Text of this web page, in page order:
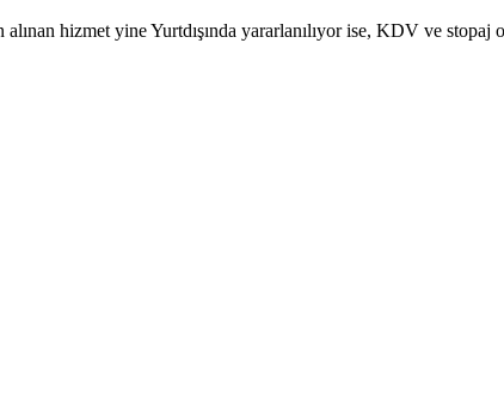
alınan hizmet yine Yurtdışında yararlanılıyor ise, KDV ve stopaj